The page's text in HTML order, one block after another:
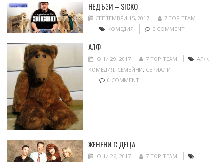
НЕДЪЗИ – SICKO
СЕПТЕМВРИ 15, 2017
7 TOP TEAM
КОМЕДИЯ
0 COMMENT
АЛФ
ЮНИ 29, 2017 7 TOP TEAM АЛФ,
КОМЕДИЯ, СЕМЕЙНИ, СЕРИАЛИ
0 COMMENT
ЖЕНЕНИ С ДЕЦА
ЮНИ 26, 2017
7 TOP TEAM